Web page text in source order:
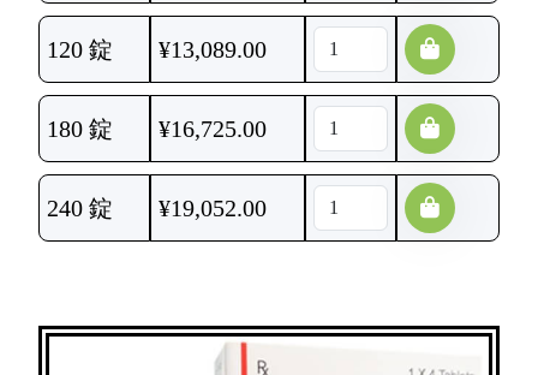
120 錠 ¥13,089.00
180 錠 ¥16,725.00
240 錠 ¥19,052.00